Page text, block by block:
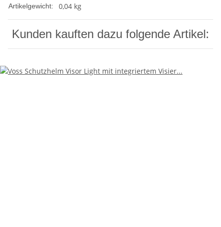
Artikelgewicht: 0,04 kg
Kunden kauften dazu folgende Artikel: